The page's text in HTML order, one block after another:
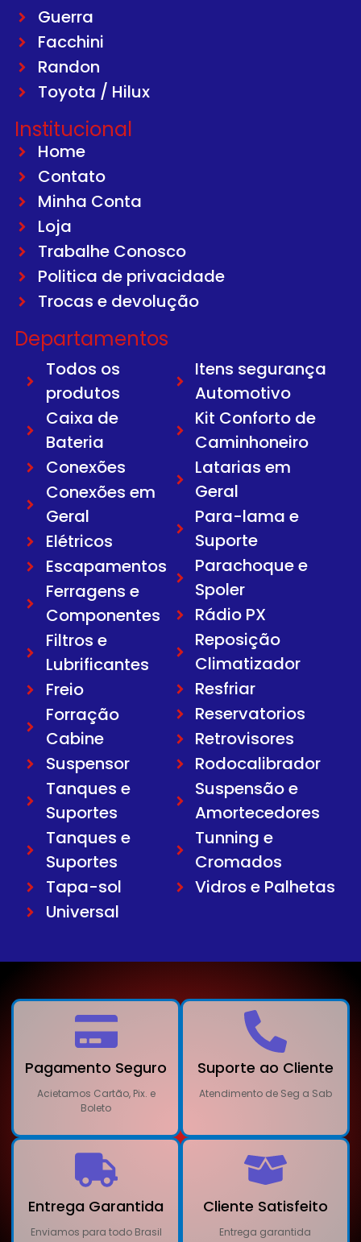
Guerra
Facchini
Randon
Toyota / Hilux
Institucional
Home
Contato
Minha Conta
Loja
Trabalhe Conosco
Politica de privacidade
Trocas e devolução
Departamentos
Todos os
produtos
Caixa de
Bateria
Conexões
Conexões em
Geral
Elétricos
Escapamentos
Ferragens e
Componentes
Filtros e
Lubrificantes
Freio
Forração
Cabine
Suspensor
Tanques e
Suportes
Tanques e
Suportes
Tapa-sol
Universal
Itens segurança
Automotivo
Kit Conforto de
Caminhoneiro
Latarias em
Geral
Para-lama e
Suporte
Parachoque e
Spoler
Rádio PX
Reposição
Climatizador
Resfriar
Reservatorios
Retrovisores
Rodocalibrador
Suspensão e
Amortecedores
Tunning e
Cromados
Vidros e Palhetas
Pagamento Seguro
Acietamos Cartão, Pix. e
Boleto
Suporte ao Cliente
Atendimento de Seg a Sab
Entrega Garantida
Enviamos para todo Brasil
Cliente Satisfeito
Entrega garantida